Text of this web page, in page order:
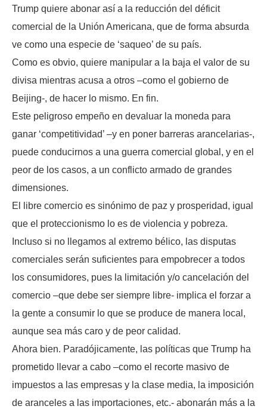
Trump quiere abonar así a la reducción del déficit
comercial de la Unión Americana, que de forma absurda
ve como una especie de ‘saqueo’ de su país.
Como es obvio, quiere manipular a la baja el valor de su
divisa mientras acusa a otros –como el gobierno de
Beijing-, de hacer lo mismo. En fin.
Este peligroso empeño en devaluar la moneda para
ganar ‘competitividad’ –y en poner barreras arancelarias-,
puede conducirnos a una guerra comercial global, y en el
peor de los casos, a un conflicto armado de grandes
dimensiones.
El libre comercio es sinónimo de paz y prosperidad, igual
que el proteccionismo lo es de violencia y pobreza.
Incluso si no llegamos al extremo bélico, las disputas
comerciales serán suficientes para empobrecer a todos
los consumidores, pues la limitación y/o cancelación del
comercio –que debe ser siempre libre- implica el forzar a
la gente a consumir lo que se produce de manera local,
aunque sea más caro y de peor calidad.
Ahora bien. Paradójicamente, las políticas que Trump ha
prometido llevar a cabo –como el recorte masivo de
impuestos a las empresas y la clase media, la imposición
de aranceles a las importaciones, etc.- abonarán más a la